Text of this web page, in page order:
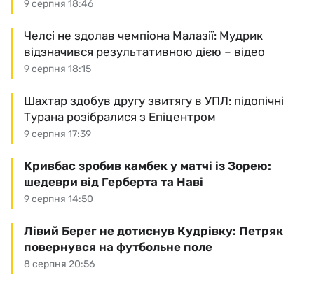
9 серпня 18:46
9 серпня 18:15
Челсі не здолав чемпіона Малазії: Мудрик
відзначився результативною дією – відео
9 серпня 17:39
Шахтар здобув другу звитягу в УПЛ: підопічні
Турана розібралися з Епіцентром
9 серпня 14:50
Кривбас зробив камбек у матчі із Зорею:
шедеври від Герберта та Наві
8 серпня 20:56
Лівий Берег не дотиснув Кудрівку: Петряк
повернувся на футбольне поле